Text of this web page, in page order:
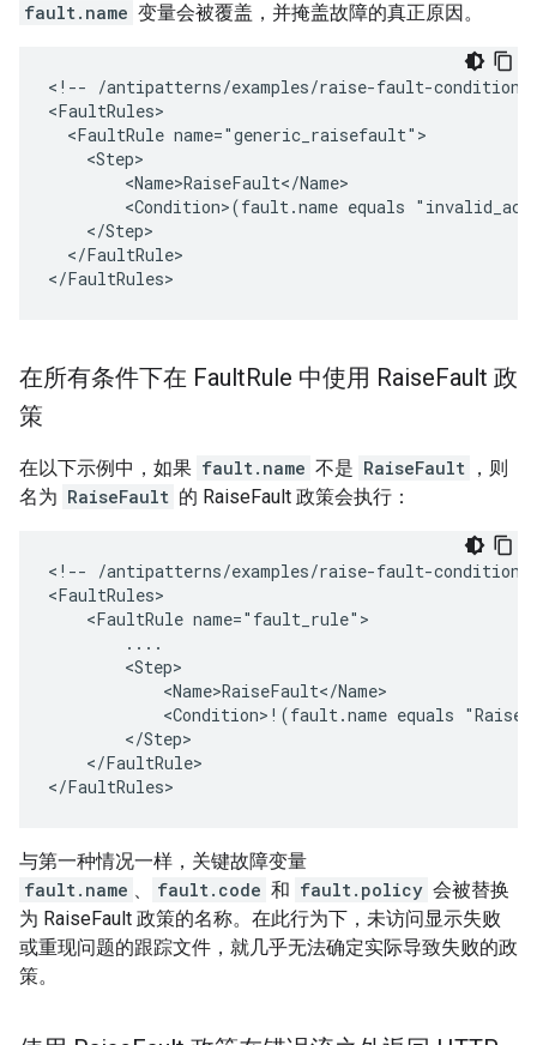
fault.name 变量会被覆盖，并掩盖故障的真正原因。
< !-- /antipatterns/examples/raise-fault-
<FaultRules
  <FaultRule name="generic_raisefault">
    <Step>
        <Name>RaiseFault</Name>
<Condition>(fault.name equals
    </Step>
  </FaultRule>
</FaultRules>
在所有条件下在 FaultRule 中使用 RaiseFault 政
策
在以下示例中，如果 fault.name 不是 RaiseFault ，则
名为 RaiseFault 的 RaiseFault 政策会执行：
< !-- /antipatterns/examples/raise-fault-
<FaultRules
    <FaultRule name="fault_rule">
        ....
        <Step>
            <Name>RaiseFault</Name>
<Condition>!(fault.name equals
        </Step>
    </FaultRule>
</FaultRules>
与第一种情况一样，关键故障变量
fault.name 、 fault.code 和 fault.policy 会被替换
为 RaiseFault 政策的名称。在此行为下，未访问显示失败
或重现问题的跟踪文件，就几乎无法确定实际导致失败的政
策。